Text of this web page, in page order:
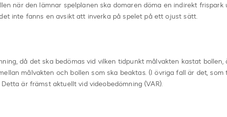
när den lämnar spelplanen ska domaren döma en indirekt frispark
inte fanns en avsikt att inverka på spelet på ett ojust sätt.
då det ska bedömas vid vilken tidpunkt målvakten kastat bollen,
målvakten och bollen som ska beaktas. (I övriga fall är det, som
är främst aktuellt vid videobedömning (VAR).